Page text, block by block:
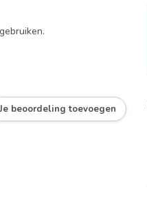
Je beoordeling toevoegen